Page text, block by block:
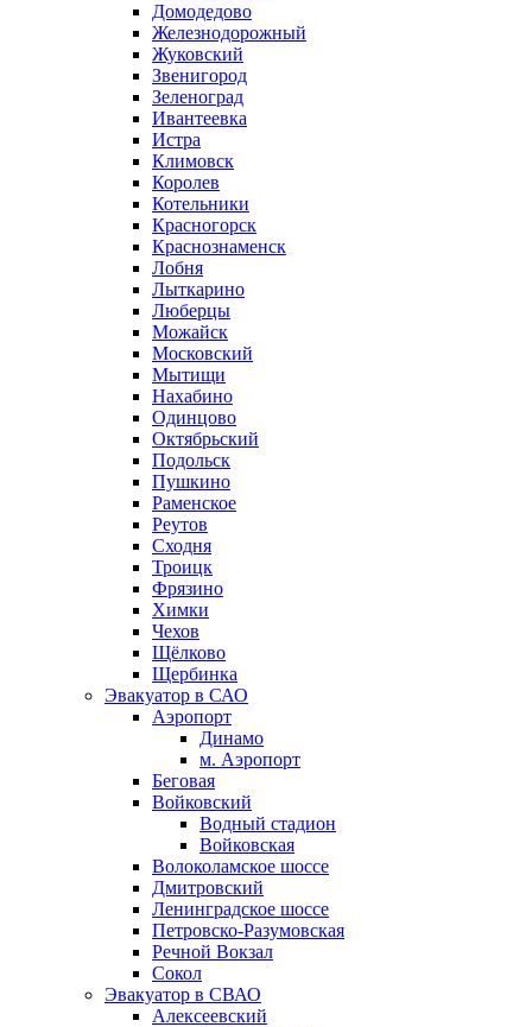
Домодедово
Железнодорожный
Жуковский
Звенигород
Зеленоград
Ивантеевка
Истра
Климовск
Королев
Котельники
Красногорск
Краснознаменск
Лобня
Лыткарино
Люберцы
Можайск
Московский
Мытищи
Нахабино
Одинцово
Октябрьский
Подольск
Пушкино
Раменское
Реутов
Сходня
Троицк
Фрязино
Химки
Чехов
Щёлково
Щербинка
Эвакуатор в САО
Аэропорт
Динамо
м. Аэропорт
Беговая
Войковский
Водный стадион
Войковская
Волоколамское шоссе
Дмитровский
Ленинградское шоссе
Петровско-Разумовская
Речной Вокзал
Сокол
Эвакуатор в СВАО
Алексеевский